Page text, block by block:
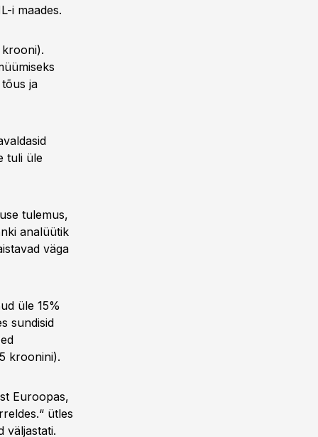
i maades.
ja
tuli üle
tulemus,
analüütik
väga
üle 15%
sundisid
kroonini).
Euroopas,
ütles
väljastati.